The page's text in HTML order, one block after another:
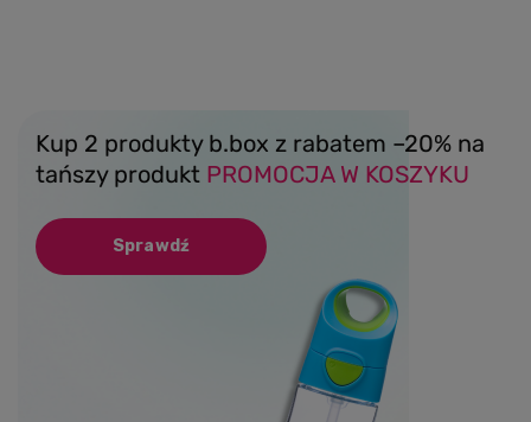
Kup 2 produkty b.box z rabatem –20% na
tańszy produkt PROMOCJA W KOSZYKU
Sprawdź